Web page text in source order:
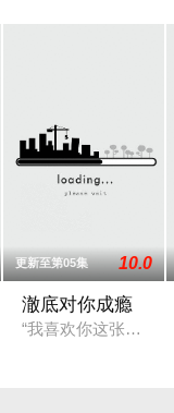
更新至第05集 10.0
澈底对你成瘾
“我喜欢你这张脸，